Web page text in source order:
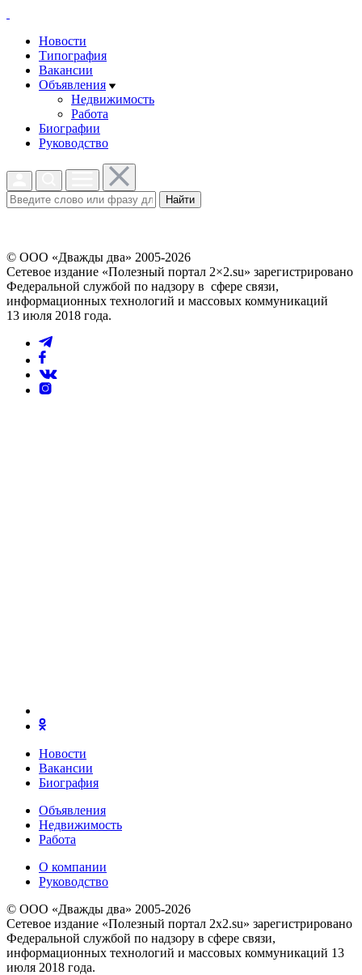
Новости
Типография
Вакансии
Объявления
Недвижимость
Работа
Биографии
Руководство
Найти
© ООО «Дважды два» 2005-2026
Сетевое издание «Полезный портал 2×2.su» зарегистрировано
Федеральной службой по надзору в сфере связи,
информационных технологий и массовых коммуникаций
13 июля 2018 года.
Новости
Вакансии
Биография
Объявления
Недвижимость
Работа
О компании
Руководство
© ООО «Дважды два» 2005-2026
Сетевое издание «Полезный портал 2x2.su» зарегистрировано
Федеральной службой по надзору в сфере связи,
информационных технологий и массовых коммуникаций 13
июля 2018 года.